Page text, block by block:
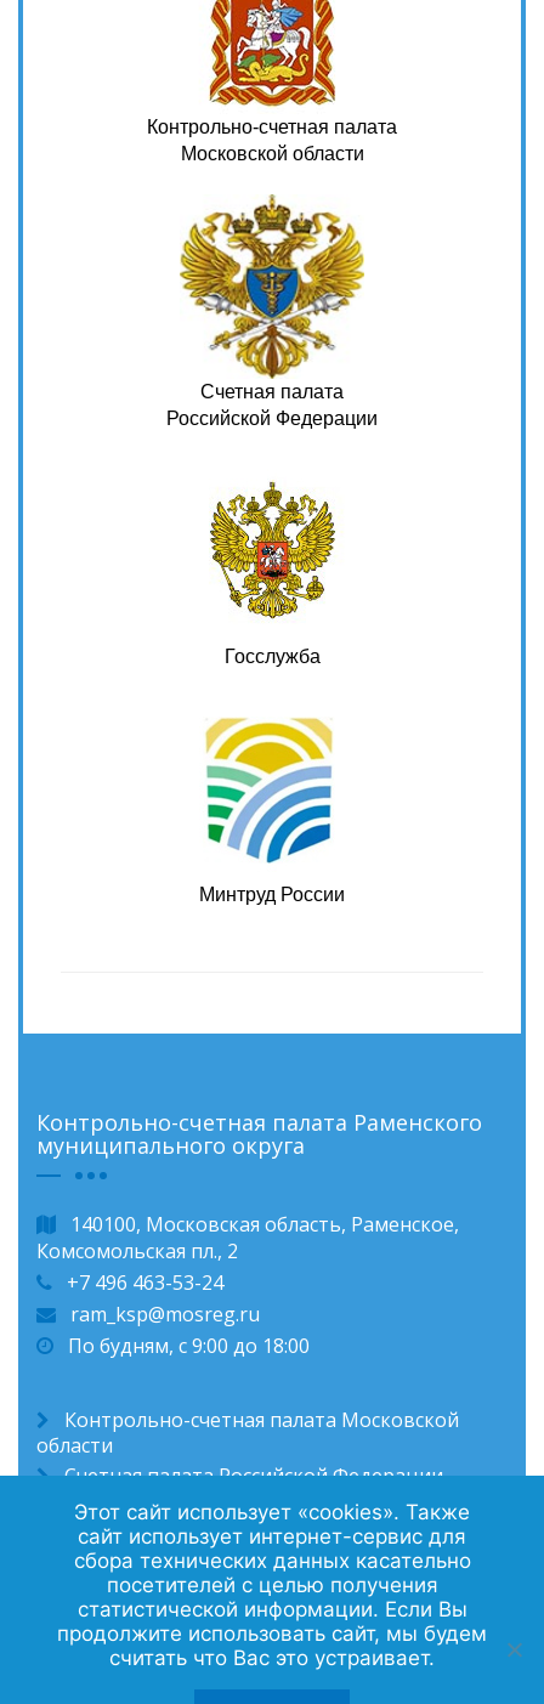
Контрольно-счетная палата
Московской области
Счетная палата
Российской Федерации
Госслужба
Минтруд России
Контрольно-счетная палата Раменского
муниципального округа
140100, Московская область, Раменское,
Комсомольская пл., 2
+7 496 463-53-24
ram_ksp@mosreg.ru
По будням, с 9:00 до 18:00
Контрольно-счетная палата Московской
области
Счетная палата Российской Федерации
Администрация Раменского муниципального
округа
Политика конфиденциальности
Контакты
Этот сайт использует «cookies». Также
сайт использует интернет-сервис для
сбора технических данных касательно
посетителей с целью получения
статистической информации. Если Вы
продолжите использовать сайт, мы будем
считать что Вас это устраивает.